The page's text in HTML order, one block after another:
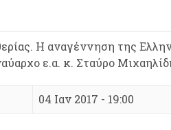
Η αναγέννηση της
ε.α. κ. Σταύρο
04 Ιαν 2017 - 19:00